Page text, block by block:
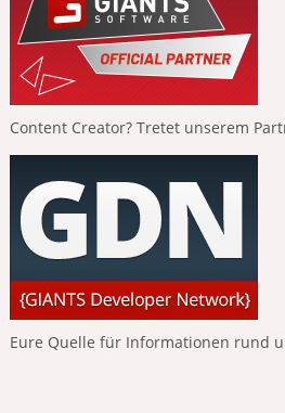
Content Creator? Tretet unserem
Eure Quelle für Informationen rund